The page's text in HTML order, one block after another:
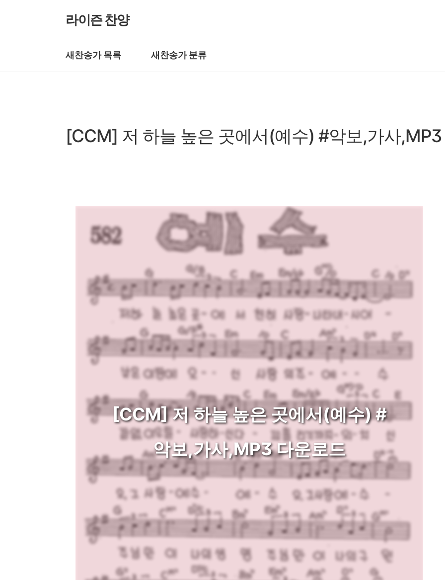
라이즌 찬양
새찬송가 목록 새찬송가 분류
[CCM] 저 하늘 높은 곳에서(예수) #악보,가사
[CCM] 저 하늘 높은 곳에서(예수) #
악보,가사,MP3 다운로드